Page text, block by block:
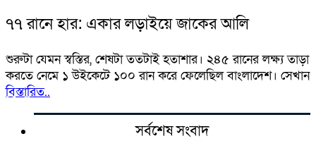
৭৭ রানে হার: একার লড়াইয়ে জাকের আলি
শুরুটা যেমন স্বস্তির, শেষটা ততটাই হতাশার। ২৪৫ রানের লক্ষ্য তাড়া
করতে নেমে ১ উইকেটে ১০০ রান করে ফেলেছিল বাংলাদেশ। সেখান
বিস্তারিত..
সর্বশেষ সংবাদ